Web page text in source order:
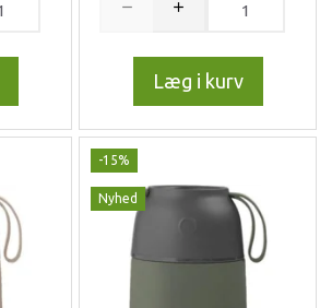
Læg i kurv
-15%
Nyhed